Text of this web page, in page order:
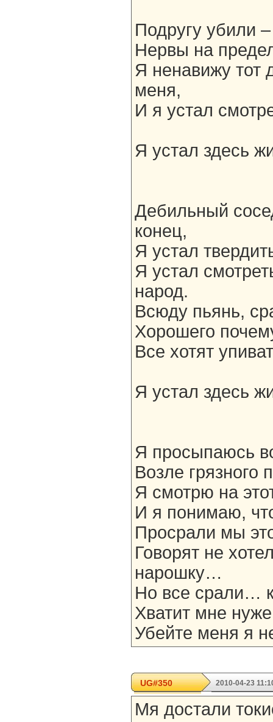
Подругу убили
Нервы на
Я ненавижу тот
меня,
И я устал
Я устал здесь
Дебильный
конец,
Я устал
Я устал
народ.
Всюду пьянь,
Хорошего
Все хотят
Я устал здесь
Я просыпаюсь
Возле грязного
Я смотрю на
И я понимаю,
Просрали мы
Говорят не
нарошку…
Но все срали…
Хватит мне
Убейте меня я
UG#350 2010-04-23
Мя достали